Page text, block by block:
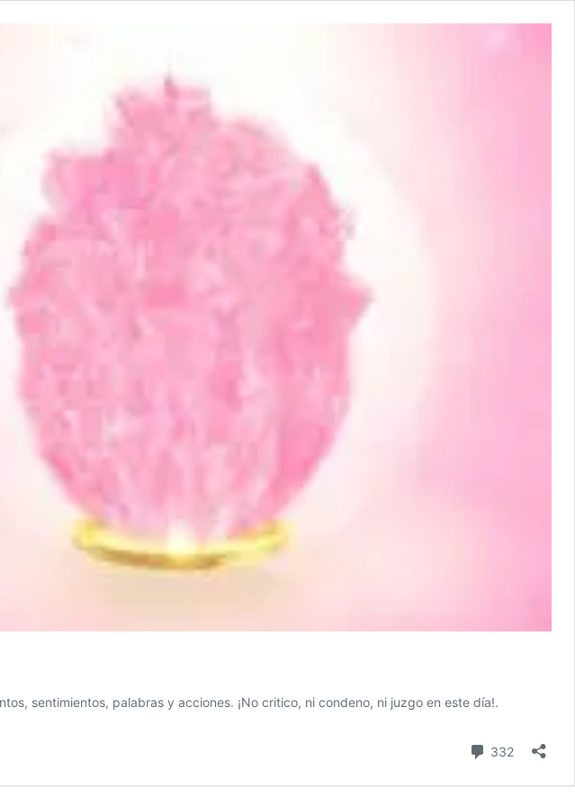
sentimientos, palabras y acciones. ¡No critico, ni condeno, ni juzgo en este día!.
332